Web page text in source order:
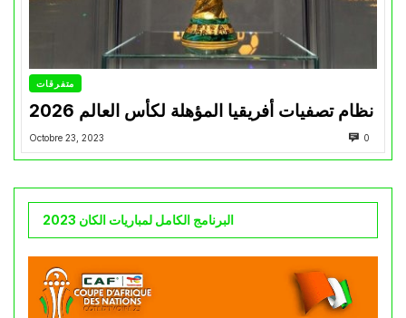
متفرقات
نظام تصفيات أفريقيا المؤهلة لكأس العالم 2026
Octobre 23, 2023 0
البرنامج الكامل لمباريات الكان 2023